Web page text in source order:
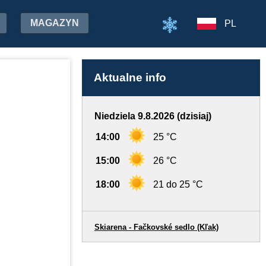
MAGAZYN PL
Aktualne info
Niedziela 9.8.2026 (dzisiaj)
14:00 25 °C
15:00 26 °C
18:00 21 do 25 °C
Skiarena - Fačkovské sedlo (Kľak)